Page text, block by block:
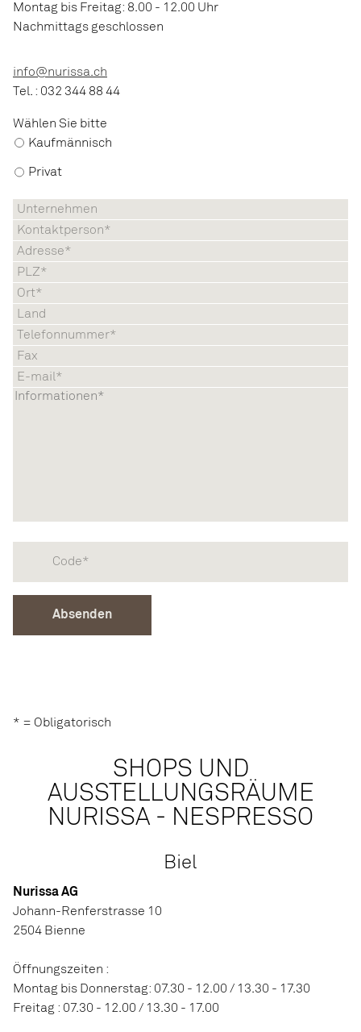
Montag bis Freitag: 8.00 - 12.00 Uhr
Nachmittags geschlossen
info@nurissa.ch
Tel. : 032 344 88 44
Wählen Sie bitte
Kaufmännisch
Privat
* = Obligatorisch
SHOPS UND
AUSSTELLUNGSRÄUME
NURISSA - NESPRESSO
Biel
Nurissa AG
Johann-Renferstrasse 10
2504 Bienne
Öffnungszeiten :
Montag bis Donnerstag: 07.30 - 12.00 / 13.30 - 17.30
Freitag : 07.30 - 12.00 / 13.30 - 17.00